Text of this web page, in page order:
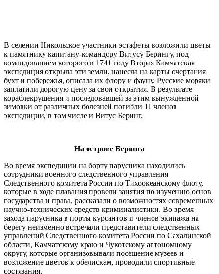
В селении Никольское участники эстафеты возложили цветы
к памятнику капитану-командору Витусу Берингу, под
командованием которого в 1741 году Вторая Камчатская
экспедиция открыла эти земли, нанесла на карты очертания
бухт и побережья, описала их флору и фауну. Русские моряки
заплатили дорогую цену за свои открытия. В результате
кораблекрушения и последовавшей за этим вынужденной
зимовки от различных болезней погибли 11 членов
экспедиции, в том числе и Витус Беринг.
На острове Беринга
Во время экспедиции на борту парусника находились
сотрудники военного следственного управления
Следственного комитета России по Тихоокеанскому флоту,
которые в ходе плавания провели занятия по изучению основ
государства и права, рассказали о возможностях современных
научно-технических средств криминалистики. Во время
захода парусника в порты курсантов и членов экипажа на
берегу неизменно встречали представители следственных
управлений Следственного комитета России по Сахалинской
области, Камчатскому краю и Чукотскому автономному
округу, которые организовывали посещение музеев и
возложение цветов к обелискам, проводили спортивные
состязания.